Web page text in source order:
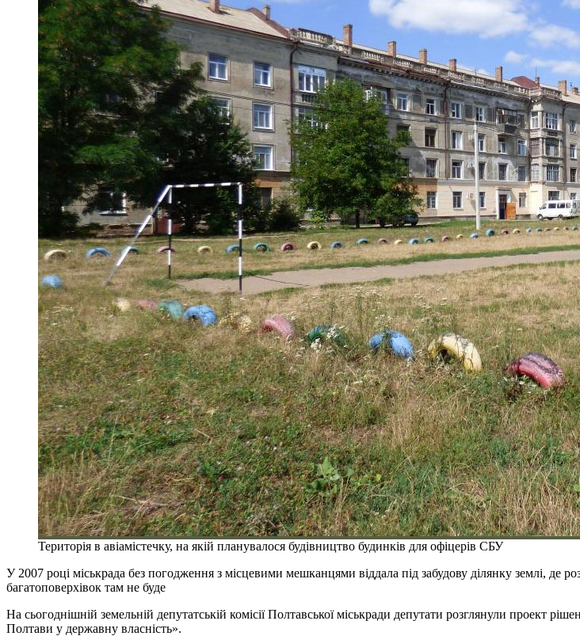
Територія в авіамістечку, на якій планувалося будівництво будинків для офіцерів СБУ
У 2007 році міськрада без погодження з місцевими мешканцями віддала під забудову ділянку землі,
багатоповерхівок там не буде
На сьогоднішній земельній депутатській комісії Полтавської міськради депутати розглянули проект
Полтави у державну власність».